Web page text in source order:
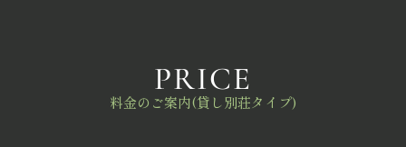
PRICE
料金のご案内(貸し別荘タイプ)